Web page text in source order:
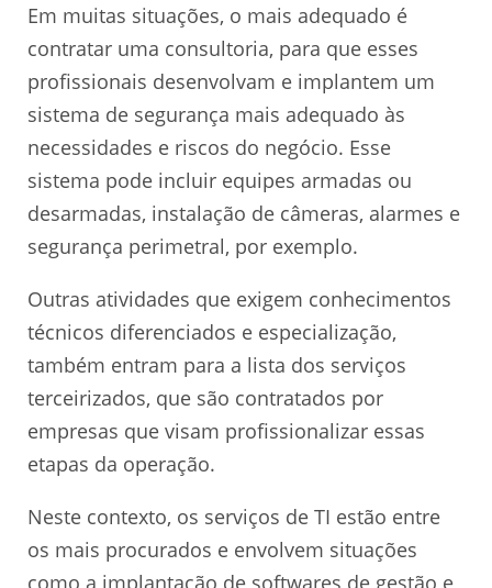
Em muitas situações, o mais adequado é
contratar uma consultoria, para que esses
profissionais desenvolvam e implantem um
sistema de segurança mais adequado às
necessidades e riscos do negócio. Esse
sistema pode incluir equipes armadas ou
desarmadas, instalação de câmeras, alarmes e
segurança perimetral, por exemplo.
Outras atividades que exigem conhecimentos
técnicos diferenciados e especialização,
também entram para a lista dos serviços
terceirizados, que são contratados por
empresas que visam profissionalizar essas
etapas da operação.
Neste contexto, os serviços de TI estão entre
os mais procurados e envolvem situações
como a implantação de softwares de gestão e